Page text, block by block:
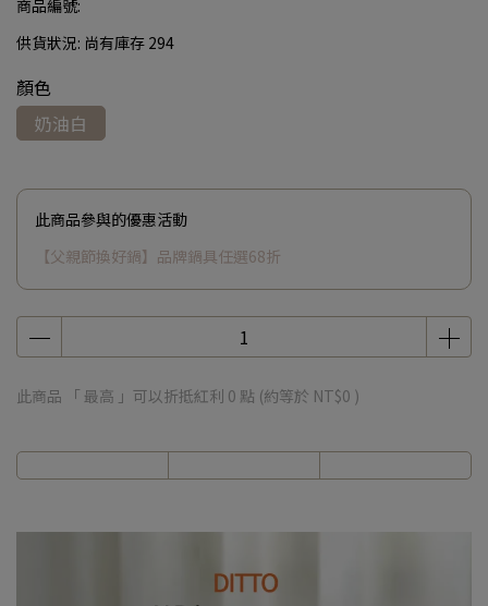
商品編號:
供貨狀況: 尚有庫存 294
顏色
奶油白
此商品參與的優惠活動
【父親節換好鍋】品牌鍋具任選68折
此商品 「 最高 」可以折抵紅利 0 點 (約等於 NT$0 )